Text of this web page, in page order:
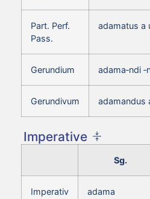
Part. Perf.
Pass.
adamatus a
Gerundium adama‑ndi
Gerundivum adamandus
Imperative
Sg.
Imperativ
adama